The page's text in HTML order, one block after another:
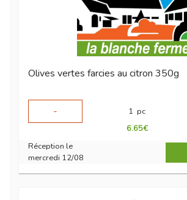
Olives vertes farcies au citron 350g
-
1 pc
6.65€
Réception le
mercredi 12/08